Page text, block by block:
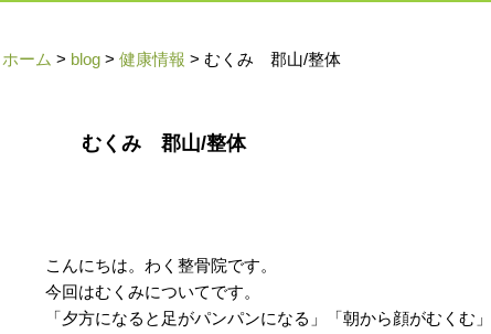
ホーム > blog > 健康情報 > むくみ 郡山/整体
むくみ 郡山/整体
こんにちは。わく整骨院です。
今回はむくみについてです。
「夕方になると足がパンパンになる」「朝から顔がむくむ